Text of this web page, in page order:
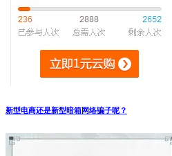
新型电商还是新型暗箱网络骗子呢？